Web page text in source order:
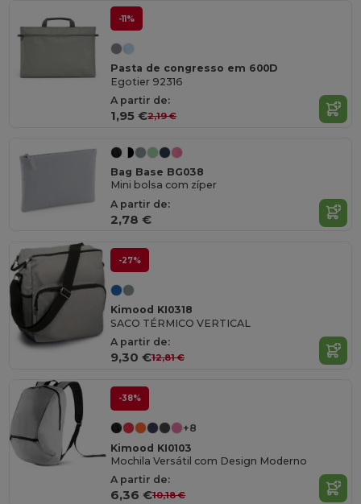
-11%
Pasta de congresso em 600D
Egotier 92316
A partir de:
1,95 €2,19 €
Bag Base BG038
Mini bolsa com zíper
A partir de:
2,78 €
-27%
Kimood KI0318
SACO TÉRMICO VERTICAL
A partir de:
9,30 €12,81 €
-38%
+8
Kimood KI0103
Mochila Versátil com Design Moderno
A partir de:
6,36 €10,18 €